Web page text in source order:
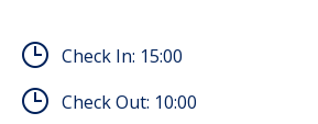
Check In: 15:00
Check Out: 10:00